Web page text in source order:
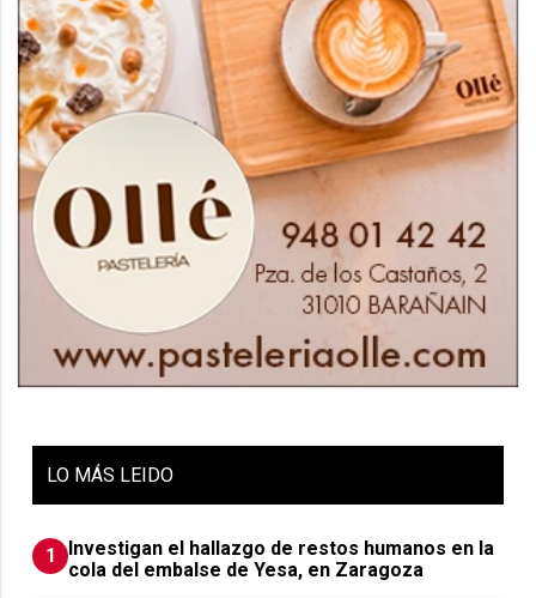
LO MÁS LEIDO
1
Investigan el hallazgo de restos humanos en la
cola del embalse de Yesa, en Zaragoza